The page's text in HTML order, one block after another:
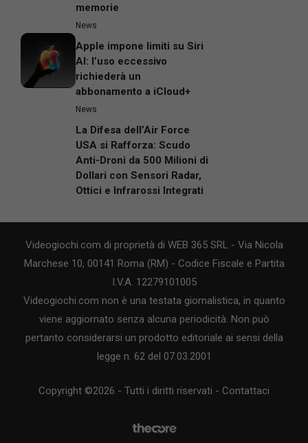
memorie
News
Apple impone limiti su Siri
AI: l’uso eccessivo
richiederà un
abbonamento a iCloud+
News
La Difesa dell’Air Force
USA si Rafforza: Scudo
Anti-Droni da 500 Milioni di
Dollari con Sensori Radar,
Ottici e Infrarossi Integrati
Videogiochi.com di proprietà di WEB 365 SRL - Via Nicola
Marchese 10, 00141 Roma (RM) - Codice Fiscale e Partita
I.V.A. 12279101005
Videogiochi.com non è una testata giornalistica, in quanto
viene aggiornato senza alcuna periodicità. Non può
pertanto considerarsi un prodotto editoriale ai sensi della
legge n. 62 del 07.03.2001
Copyright ©2026 - Tutti i diritti riservati - Contattaci